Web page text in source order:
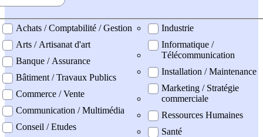
professionel
Achats / Comptabilité / Gestion
Arts / Artisanat d'art
Banque / Assurance
Bâtiment / Travaux Publics
Commerce / Vente
Communication / Multimédia
Conseil / Etudes
Industrie
Informatique /
Télécommunication
Installation / Maintenance
Marketing / Stratégie
commerciale
Ressources Humaines
Santé